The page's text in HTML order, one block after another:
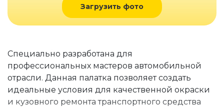
Загрузить фото
Специально разработана для
профессиональных мастеров автомобильной
отрасли. Данная палатка позволяет создать
идеальные условия для качественной окраски
и кузовного ремонта транспортного средства